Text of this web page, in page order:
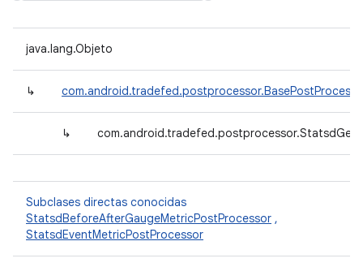
java.lang.Objeto
↳
↳
Subclases directas conocidas
StatsdBeforeAfterGaugeMetricPostProcessor ,
StatsdEventMetricPostProcessor